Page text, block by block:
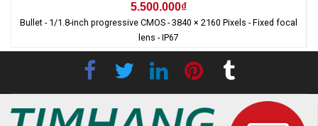
5.500.000₫
Bullet - 1/1.8-inch progressive CMOS - 3840 × 2160 Pixels - Fixed focal
lens - IP67